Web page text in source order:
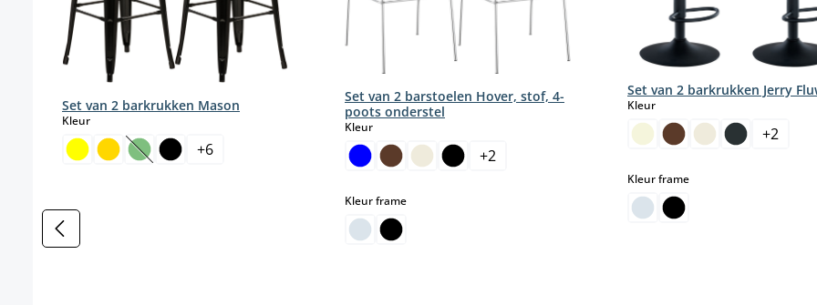
Set van 2 barkrukken Mason
Kleurselect
(Deze optie is momenteel niet beschikbaar.)
+6
Set van 2 barstoelen Hover, stof, 4-
poots onderstel
Kleurselect
+2
Kleur frameselect
Set van 2 barkrukken Jerry
Kleurselect
+2
Kleur frameselect